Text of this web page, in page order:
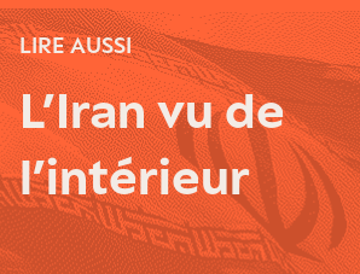
LIRE AUSSI
L’Iran vu de
l’intérieur